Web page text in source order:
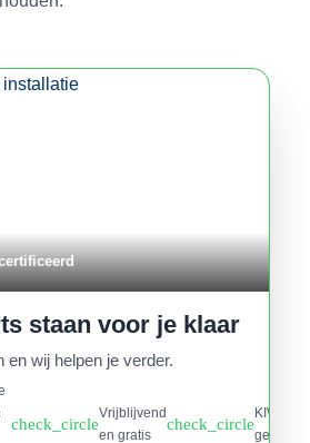
staan voor je klaar
en wij helpen je verder.
check_circle
Vrijblijvend
en gratis
check_circle
KIWA